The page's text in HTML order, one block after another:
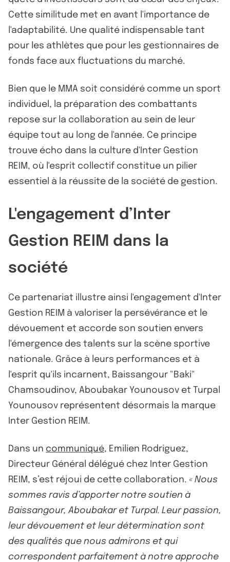
Cette similitude met en avant l'importance de
l'adaptabilité. Une qualité indispensable tant
pour les athlètes que pour les gestionnaires de
fonds face aux fluctuations du marché.
Bien que le MMA soit considéré comme un sport
individuel, la préparation des combattants
repose sur la collaboration au sein de leur
équipe tout au long de l'année. Ce principe
trouve écho dans la culture d'Inter Gestion
REIM, où l'esprit collectif constitue un pilier
essentiel à la réussite de la société de gestion.
L'engagement d’Inter
Gestion REIM dans la
société
Ce partenariat illustre ainsi l'engagement d'Inter
Gestion REIM à valoriser la persévérance et le
dévouement et accorde son soutien envers
l'émergence des talents sur la scène sportive
nationale. Grâce à leurs performances et à
l'esprit qu'ils incarnent, Baissangour "Baki"
Chamsoudinov, Aboubakar Younousov et Turpal
Younousov représentent désormais la marque
Inter Gestion REIM.
Dans un communiqué, Emilien Rodriguez,
Directeur Général délégué chez Inter Gestion
REIM, s’est réjoui de cette collaboration. « Nous
sommes ravis d’apporter notre soutien à
Baissangour, Aboubakar et Turpal. Leur passion,
leur dévouement et leur détermination sont
des qualités que nous admirons et qui
correspondent parfaitement à notre approche